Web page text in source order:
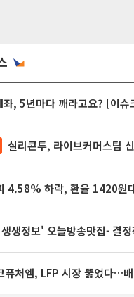
좌, 5년마다 깨라고요? [이슈
실리콘투, 라이브커머스팀 신설…K뷰티 ‘글로벌 판
4.58% 하락, 환율 1420원